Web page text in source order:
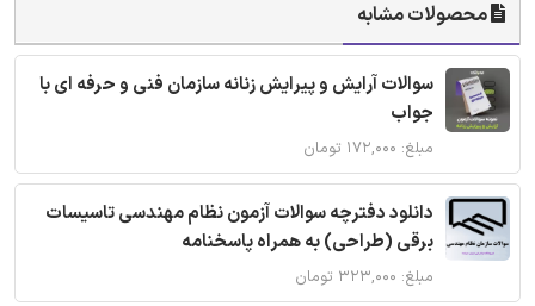
محصولات مشابه
سوالات آرایش و پیرایش زنانه سازمان فنی و حرفه ای با
جواب
مبلغ: ۱۷۲,۰۰۰ تومان
دانلود دفترچه سوالات آزمون نظام مهندسی تاسیسات
برقی (طراحی) به همراه پاسخنامه
مبلغ: ۳۲۳,۰۰۰ تومان